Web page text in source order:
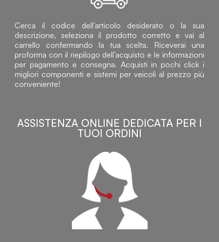
Cerca il codice dell’articolo desiderato o la sua
descrizione, seleziona il prodotto corretto e vai al
carrello confermando la tua scelta. Riceverai una
proforma con il riepilogo dell’acquisto e le informazioni
per pagamento e consegna. Acquisti in pochi click i
migliori componenti e sistemi per veicoli al prezzo più
conveniente!
ASSISTENZA ONLINE DEDICATA PER I
TUOI ORDINI